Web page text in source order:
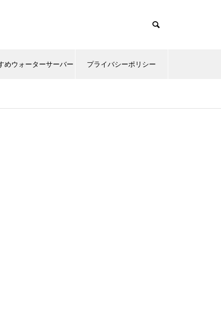
めウォーターサーバー プライバシーポリシー